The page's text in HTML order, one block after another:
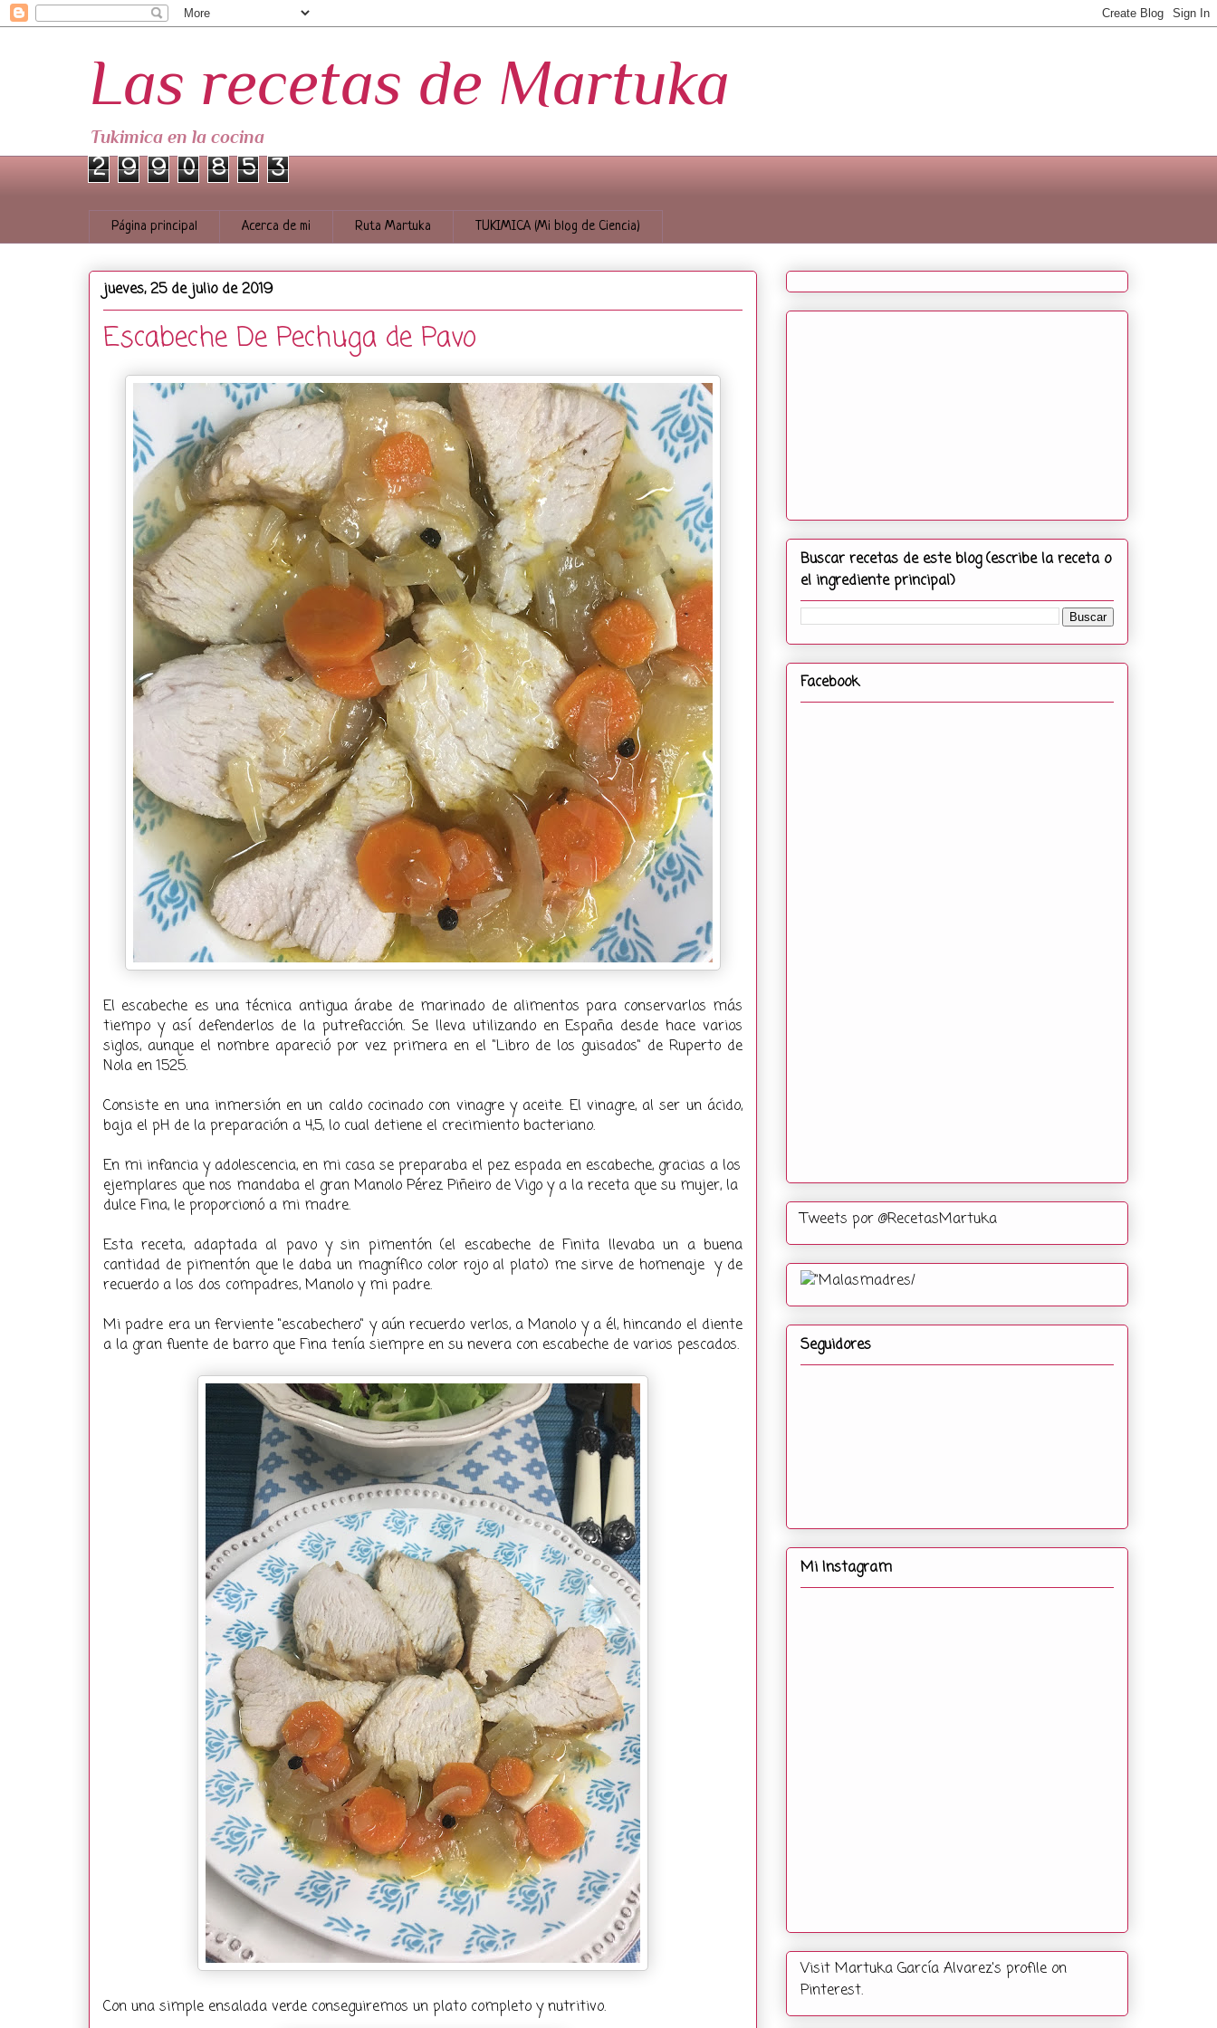
Las recetas de Martuka
Tukimica en la cocina
2 9 9 0 8 5 3
Página principal Acerca de mi Ruta Martuka TUKIMICA (Mi blog de Ciencia)
jueves, 25 de julio de 2019
Escabeche De Pechuga de Pavo
El escabeche es una técnica antigua árabe de marinado de alimentos para conservarlos más
tiempo y así defenderlos de la putrefacción. Se lleva utilizando en España desde hace varios
siglos, aunque el nombre apareció por vez primera en el "Libro de los guisados" de Ruperto de
Nola en 1525.
Consiste en una inmersión en un caldo cocinado con vinagre y aceite. El vinagre, al ser un ácido,
baja el pH de la preparación a 4,5, lo cual detiene el crecimiento bacteriano.
En mi infancia y adolescencia, en mi casa se preparaba el pez espada en escabeche, gracias a los
ejemplares que nos mandaba el gran Manolo Pérez Piñeiro de Vigo y a la receta que su mujer, la
dulce Fina, le proporcionó a mi madre.
Esta receta, adaptada al pavo y sin pimentón (el escabeche de Finita llevaba un a buena
cantidad de pimentón que le daba un magnífico color rojo al plato) me sirve de homenaje y de
recuerdo a los dos compadres, Manolo y mi padre.
Mi padre era un ferviente "escabechero" y aún recuerdo verlos, a Manolo y a él, hincando el diente
a la gran fuente de barro que Fina tenía siempre en su nevera con escabeche de varios pescados.
Con una simple ensalada verde conseguiremos un plato completo y nutritivo.
Buscar recetas de este blog (escribe la receta o
el ingrediente principal)
Facebook
Tweets por @RecetasMartuka
Seguidores
Mi Instagram
Visit Martuka García Alvarez's profile on
Pinterest.